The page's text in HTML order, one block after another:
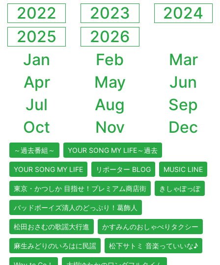
2022
2023
2024
2025
2026
Jan
Feb
Mar
Apr
May
Jun
Jul
Aug
Sep
Oct
Nov Dec
～過去番組～ YOUR SONG MY LIFE～過去
YOUR SONG MY LIFE リポーター BLOG MUSIC LINE
東京・かつしか 目指せ！プレミアム商店街 きしゃぽっぽ
バッドボーイズ清人のどっぷり！葛飾人
松田おさむの歌謡大行進 かすみんのおしゃべりタクシー
麻生みどりのいろはに民謡 松下サトミ 音楽っていいな♪